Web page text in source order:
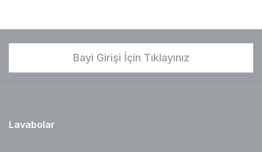
Bayi Girişi İçin Tıklayınız
Lavabolar